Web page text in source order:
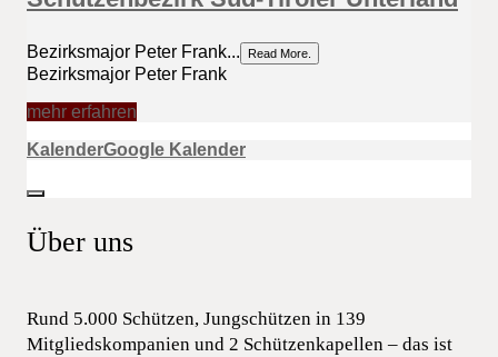
Bezirksmajor Peter Frank... Read More.
Bezirksmajor Peter Frank
mehr erfahren
KalenderGoogle Kalender
Über uns
Rund 5.000 Schützen, Jungschützen in 139
Mitgliedskompanien und 2 Schützenkapellen – das ist